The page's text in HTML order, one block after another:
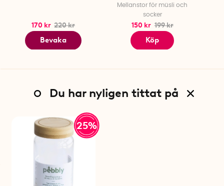
170 kr 220 kr
Bevaka
Mellanstor för müsli och
socker
150 kr 199 kr
Köp
Du har nyligen tittat på
25%